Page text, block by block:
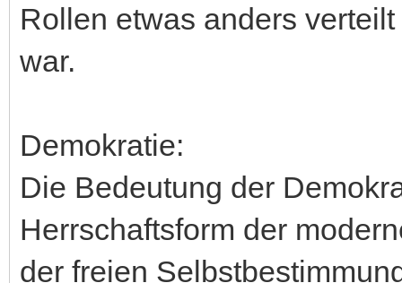
Rollen etwas anders
war.
Demokratie:
Die Bedeutung der
Herrschaftsform der
der freien